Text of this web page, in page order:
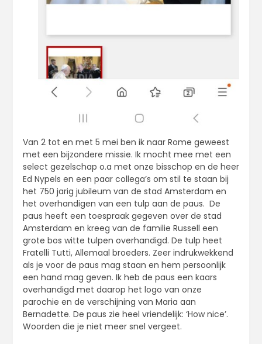
Van 2 tot en met 5 mei ben ik naar Rome geweest
met een bijzondere missie. Ik mocht mee met een
select gezelschap o.a met onze bisschop en de heer
Ed Nypels en een paar collega’s om stil te staan bij
het 750 jarig jubileum van de stad Amsterdam en
het overhandigen van een tulp aan de paus. De
paus heeft een toespraak gegeven over de stad
Amsterdam en kreeg van de familie Russell een
grote bos witte tulpen overhandigd. De tulp heet
Fratelli Tutti, Allemaal broeders. Zeer indrukwekkend
als je voor de paus mag staan en hem persoonlijk
een hand mag geven. Ik heb de paus een kaars
overhandigd met daarop het logo van onze
parochie en de verschijning van Maria aan
Bernadette. De paus zie heel vriendelijk: ‘How nice’.
Woorden die je niet meer snel vergeet.